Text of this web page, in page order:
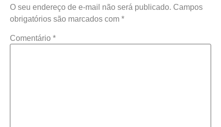
O seu endereço de e-mail não será publicado. Campos
obrigatórios são marcados com *
Comentário *